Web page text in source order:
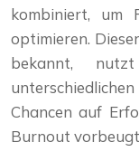
kombiniert, um
optimieren.
bekannt,
Chancen auf
Burnout